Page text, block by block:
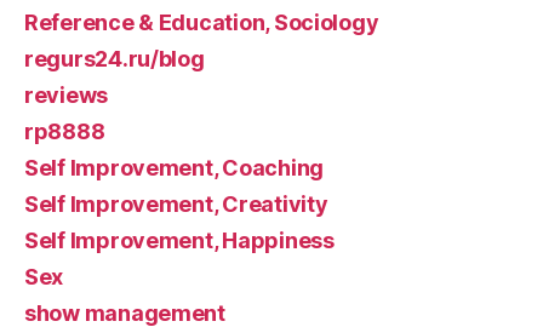
Reference & Education, Sociology
regurs24.ru/blog
reviews
rp8888
Self Improvement, Coaching
Self Improvement, Creativity
Self Improvement, Happiness
Sex
show management